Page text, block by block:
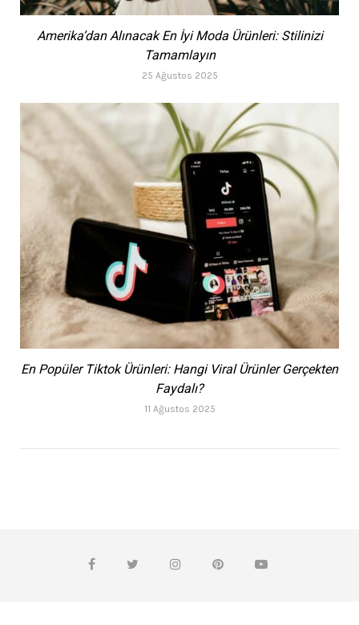
Amerika’dan Alınacak En İyi Moda Ürünleri: Stilinizi
Tamamlayın
25 Ağustos 2025
En Popüler Tiktok Ürünleri: Hangi Viral Ürünler Gerçekten
Faydalı?
11 Ağustos 2025